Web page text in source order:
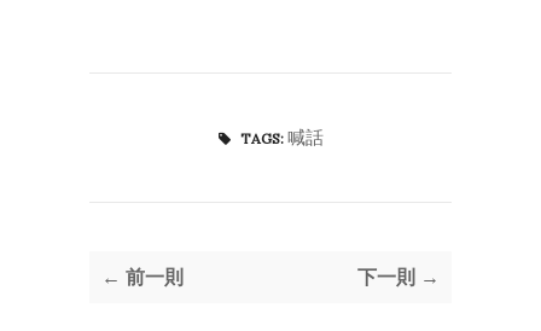
TAGS: 喊話
← 前一則 下一則 →